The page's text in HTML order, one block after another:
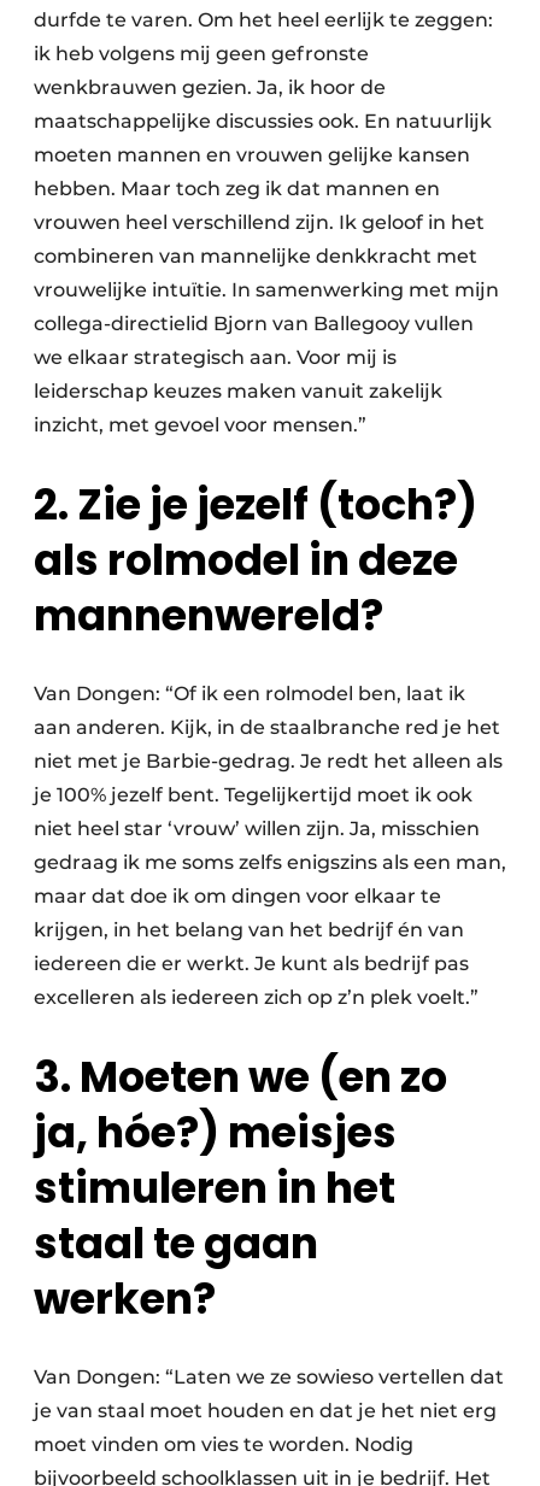
durfde te varen. Om het heel eerlijk te zeggen:
ik heb volgens mij geen gefronste
wenkbrauwen gezien. Ja, ik hoor de
maatschappelijke discussies ook. En natuurlijk
moeten mannen en vrouwen gelijke kansen
hebben. Maar toch zeg ik dat mannen en
vrouwen heel verschillend zijn. Ik geloof in het
combineren van mannelijke denkkracht met
vrouwelijke intuïtie. In samenwerking met mijn
collega-directielid Bjorn van Ballegooy vullen
we elkaar strategisch aan. Voor mij is
leiderschap keuzes maken vanuit zakelijk
inzicht, met gevoel voor mensen.”
2. Zie je jezelf (toch?)
als rolmodel in deze
mannenwereld?
Van Dongen: “Of ik een rolmodel ben, laat ik
aan anderen. Kijk, in de staalbranche red je het
niet met je Barbie-gedrag. Je redt het alleen als
je 100% jezelf bent. Tegelijkertijd moet ik ook
niet heel star ‘vrouw’ willen zijn. Ja, misschien
gedraag ik me soms zelfs enigszins als een man,
maar dat doe ik om dingen voor elkaar te
krijgen, in het belang van het bedrijf én van
iedereen die er werkt. Je kunt als bedrijf pas
excelleren als iedereen zich op z’n plek voelt.”
3. Moeten we (en zo
ja, hóe?) meisjes
stimuleren in het
staal te gaan
werken?
Van Dongen: “Laten we ze sowieso vertellen dat
je van staal moet houden en dat je het niet erg
moet vinden om vies te worden. Nodig
bijvoorbeeld schoolklassen uit in je bedrijf. Het